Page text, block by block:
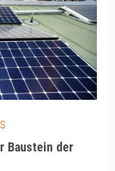
Baustein der